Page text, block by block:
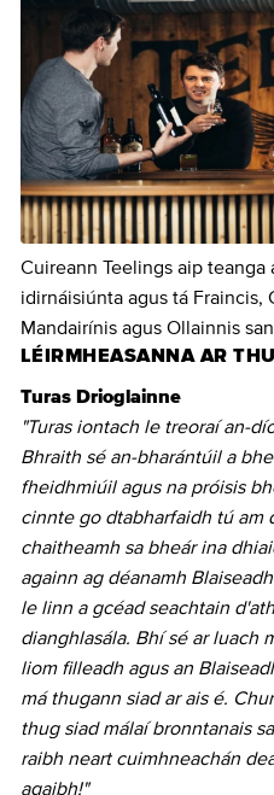
Cuireann Teelings aip teanga
idirnáisiúnta agus tá Fraincis,
Mandairínis agus Ollainnis
LÉIRMHEASANNA AR
Turas Drioglainne
"Turas iontach le treoraí an-
Bhraith sé an-bharántúil a
fheidhmiúil agus na próisis
cinnte go dtabharfaidh tú am
chaitheamh sa bheár ina
againn ag déanamh
le linn a gcéad seachtain
dianghlasála. Bhí sé ar luach
liom filleadh agus an
má thugann siad ar ais é.
thug siad málaí bronntanais
raibh neart cuimhneachán
agaibh!"